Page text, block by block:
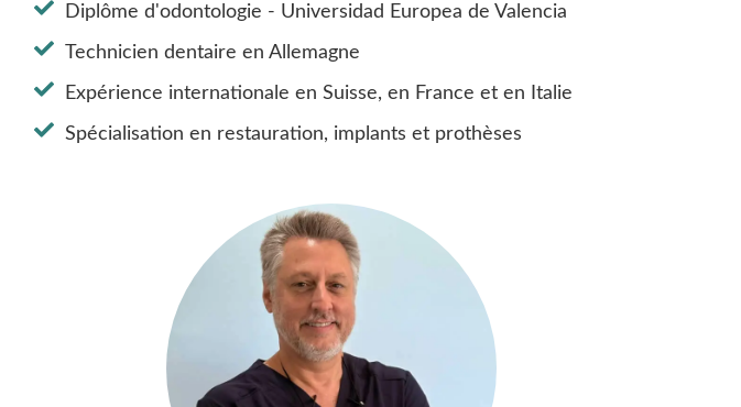
Diplôme d'odontologie - Universidad Europea de Valencia
Technicien dentaire en Allemagne
Expérience internationale en Suisse, en France et en Italie
Spécialisation en restauration, implants et prothèses